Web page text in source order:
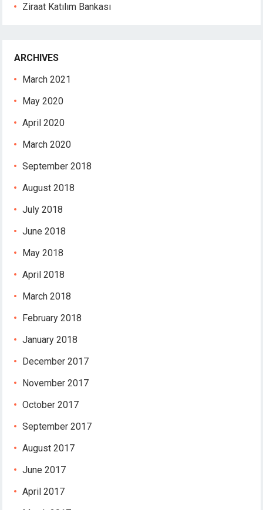
jojobet giriş
marsbahis
jojobet giriş
tipobet giriş
fixbet
tipobet
fixbet
fixbet
marsbahis giriş
vdcasino
jojobet
holiganbet giriş
vdcasino
grandpashabet
jojobet
holiganbet
1xbet
betwild
betvakti
betvole
Ziraat Katılım Bankası
ARCHIVES
March 2021
May 2020
April 2020
March 2020
September 2018
August 2018
July 2018
June 2018
May 2018
April 2018
March 2018
February 2018
January 2018
December 2017
November 2017
October 2017
September 2017
August 2017
June 2017
April 2017